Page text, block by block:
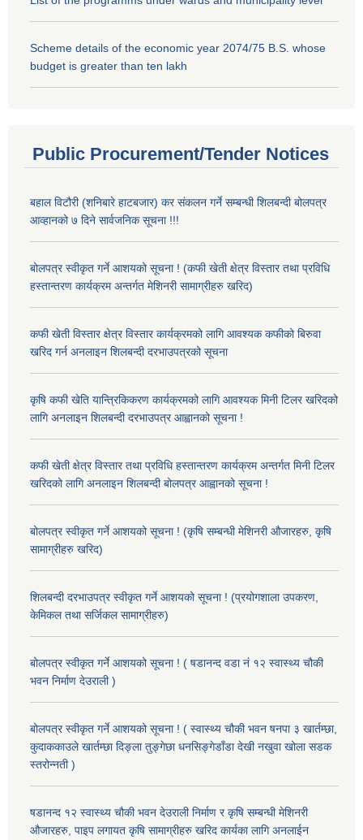
Scheme details of the economic year 2074/75 B.S. whose
budget is greater than ten lakh
Public Procurement/Tender Notices
बहाल विटौरी (शनिबारे हाटबजार) कर संकलन गर्ने सम्बन्धी शिलबन्दी बोलपत्र
आव्हानको ७ दिने सार्वजनिक सूचना !!!
बोलपत्र स्वीकृत गर्ने आशयको सूचना ! (कफी खेती क्षेत्र विस्तार तथा प्रविधि
हस्तान्तरण कार्यक्रम अन्तर्गत मेशिनरी सामाग्रीहरु खरिद)
कफी खेती विस्तार क्षेत्र विस्तार कार्यक्रमको लागि आवश्यक कफीको बिरुवा
खरिद गर्न अनलाइन शिलबन्दी दरभाउपत्रको सूचना
कृषि कफी खेति यान्त्रिकिकरण कार्यक्रमको लागि आवश्यक मिनी टिलर खरिदको
लागि अनलाइन शिलबन्दी दरभाउपत्र आह्वानको सूचना !
कफी खेती क्षेत्र विस्तार तथा प्रविधि हस्तान्तरण कार्यक्रम अन्तर्गत मिनी टिलर
खरिदको लागि अनलाइन शिलबन्दी बोलपत्र आह्वानको सूचना !
बोलपत्र स्वीकृत गर्ने आशयको सूचना ! (कृषि सम्बन्धी मेशिनरी औजारहरु, कृषि
सामाग्रीहरु खरिद)
शिलबन्दी दरभाउपत्र स्वीकृत गर्ने आशयको सूचना ! (प्रयोगशाला उपकरण,
केमिकल तथा सर्जिकल सामाग्रीहरु)
बोलपत्र स्वीकृत गर्ने आशयको सूचना ! ( षडानन्द वडा नं १२ स्वास्थ्य चौकी
भवन निर्माण देउराली )
बोलपत्र स्वीकृत गर्ने आशयको सूचना ! ( स्वास्थ्य चौकी भवन षनपा ३ खार्तम्छा,
कुदाककाउले खार्तम्छा दिङ्ला तुङ्गेछा धनसिङ्गेडाँडा देखी नखुवा खोला सडक
स्तरोन्नती )
षडानन्द १२ स्वास्थ्य चौकी भवन देउराली निर्माण र कृषि सम्बन्धी मेशिनरी
औजारहरु, पाइप लगायत कृषि सामाग्रीहरु खरिद कार्यका लागि अनलाईन